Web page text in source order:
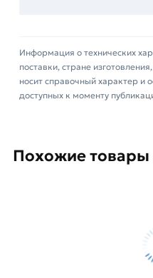
Для приобретения
мышкой«Добавить в
кнопку«Быстрый
позвонив по
двутавровая 20 Б1 из
двутавровая
Данний товар от
сертифицирован,
Информация о технических
поставки, стране
носит справочный характер и
доступных к моменту
Похожие товары